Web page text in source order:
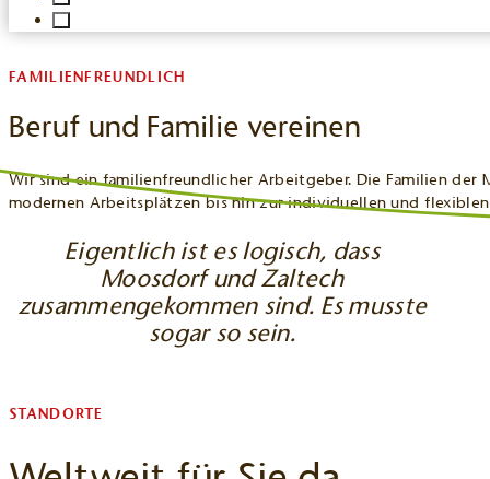
Beruf und Familie vereinen
FAMILIENFREUNDLICH
Wir sind ein familienfreundlicher Arbeitgeber. Die Familien der
modernen Arbeitsplätzen bis hin zur individuellen und
Eigentlich ist es logisch, dass
Moosdorf und Zaltech
zusammengekommen sind. Es musste
sogar so sein.
STANDORTE